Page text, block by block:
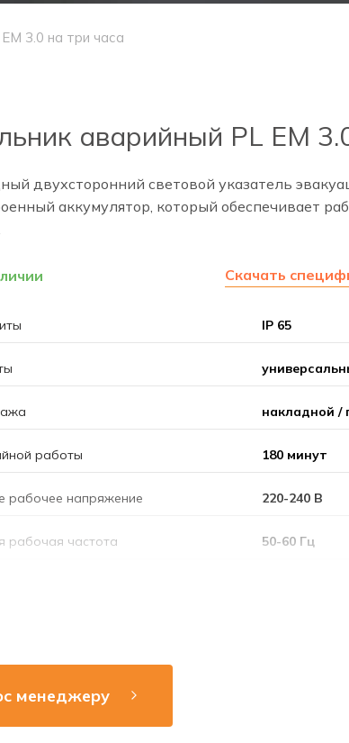
3.0 на три часа
аварийный PL EM
двухсторонний световой указатель
аккумулятор, который обеспечивает
Скачать
IP 65
накладной /
работы 180 минут
рабочее напряжение 220-240 В
рабочая частота 50-60 Гц
менеджеру